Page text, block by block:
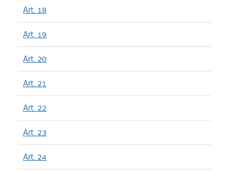
Art. 18
Art. 19
Art. 20
Art. 21
Art. 22
Art. 23
Art. 24